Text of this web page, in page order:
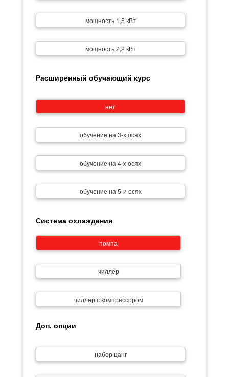
мощность 1,5 кВт
мощность 2,2 кВт
Расширенный обучающий курс
нет
обучение на 3-х осях
обучение на 4-х осях
обучение на 5-и осях
Система охлаждения
помпа
чиллер
чиллер с компрессором
Доп. опции
набор цанг